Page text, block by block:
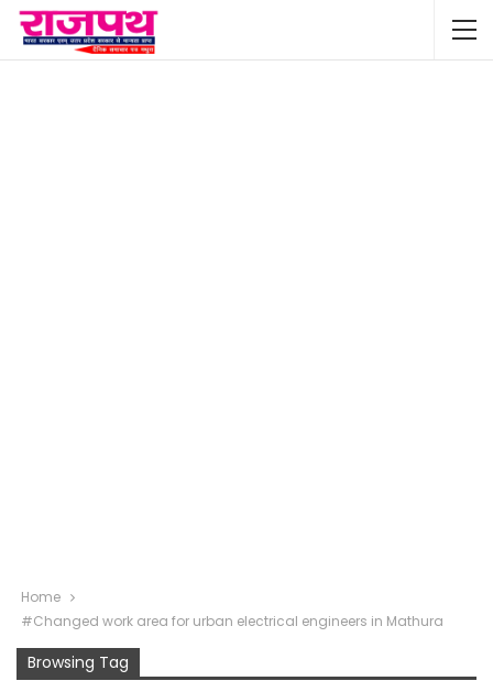
Home
#Changed work area for urban electrical engineers in Mathura
Browsing Tag